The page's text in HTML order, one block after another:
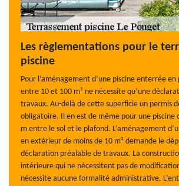
Les règlementations pour le
piscine
Pour l’aménagement d’une piscine enterrée
entre 10 et 100 m² ne nécessite qu’une
travaux. Au-delà de cette superficie un permis
obligatoire. Il en est de même pour une piscine
m entre le sol et le plafond. L’aménagement
en extérieur de moins de 10 m² demande le
déclaration préalable de travaux. La
intérieure qui ne nécessitent pas de
nécessite aucune formalité administrative.